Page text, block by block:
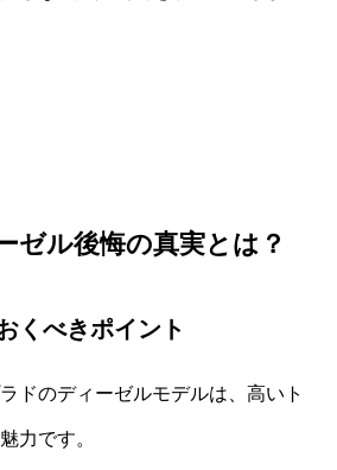
ゼル後悔の真実とは？
くべきポイント
ドのディーゼルモデルは、高いト
力です。